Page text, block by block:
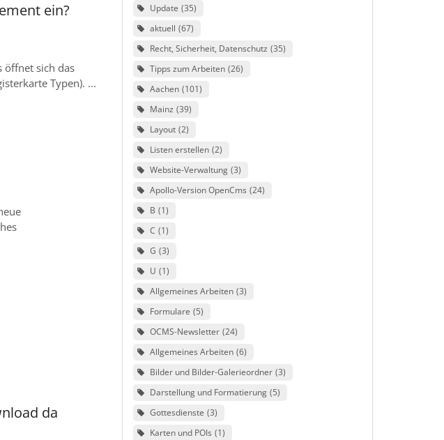
ein?
öffnet sich das
Typen). ...
da
Update 35
aktuell 67
Recht, Sicherheit, Datenschutz 35
Tipps zum Arbeiten 26
Aachen 101
Mainz 39
Layout 2
Listen erstellen 2
Website-Verwaltung 3
Apollo-Version OpenCms 24
B 1
C 1
G 3
U 1
Allgemeines Arbeiten 3
Formulare 5
OCMS-Newsletter 24
Allgemeines Arbeiten 6
Bilder und Bilder-Galerieordner 3
Darstellung und Formatierung 5
Gottesdienste 3
Karten und POIs 1